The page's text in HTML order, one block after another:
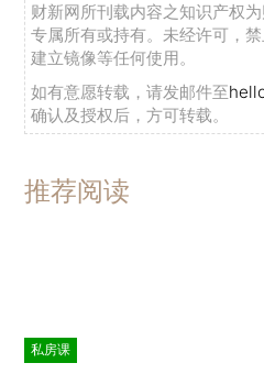
财新网所刊载内容之知识产权
专属所有或持有。未经许可，
建立镜像等任何使用。
如有意愿转载，请发邮件至
确认及授权后，方可转载。
推荐阅读
私房课